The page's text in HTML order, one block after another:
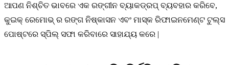
ଆପଣ ନିଶ୍ଚିତ ଭାବରେ ଏକ ରଙ୍ଗୀନ ବ୍ୟାକଡ୍ରପ୍ ବ୍ୟବହାର କରିବେ,
କୁଇକ୍ ରେମୋଭ୍ ର ରଙ୍ଗ ନିଷ୍କାସନ ଏବଂ ମାସ୍କ ରିଫାଇନମେଣ୍ଟ ଟୁଲ୍ସ
ପୋଷ୍ଟରେ ସ୍ପିଲ୍ ସଫା କରିବାରେ ସାହାଯ୍ୟ କରେ |